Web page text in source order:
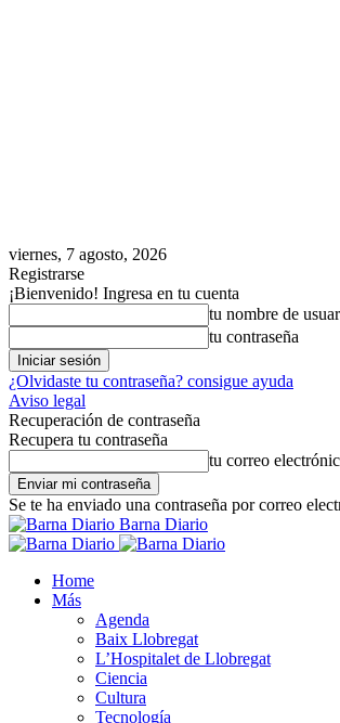
viernes, 7 agosto, 2026
Registrarse
¡Bienvenido! Ingresa en tu cuenta
tu nombre de
tu contraseña
¿Olvidaste tu contraseña? consigue ayuda
Aviso legal
Recuperación de contraseña
Recupera tu contraseña
tu correo
Se te ha enviado una contraseña por correo
Barna Diario
Home
Más
Agenda
Baix Llobregat
L’Hospitalet de Llobregat
Ciencia
Cultura
Tecnología